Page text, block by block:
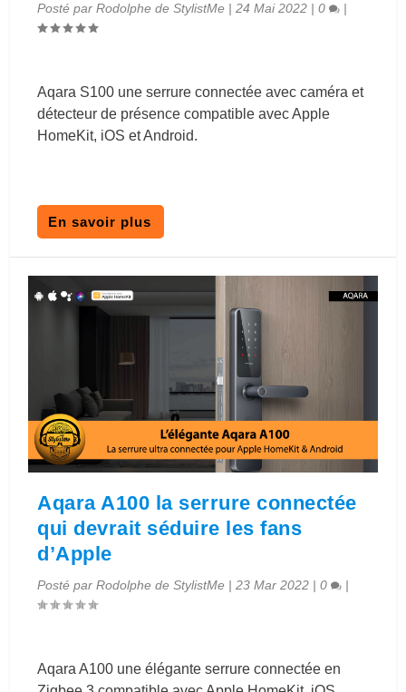
Posté parRodolphe de StylistMe |24 Mai 2022 |0 |
Aqara S100 une serrure connectée avec caméra et
détecteur de présence compatible avec Apple
HomeKit, iOS et Android.
En savoir plus
Aqara A100 la serrure connectée
qui devrait séduire les fans
d’Apple
Posté parRodolphe de StylistMe |23 Mar 2022 |0 |
Aqara A100 une élégante serrure connectée en